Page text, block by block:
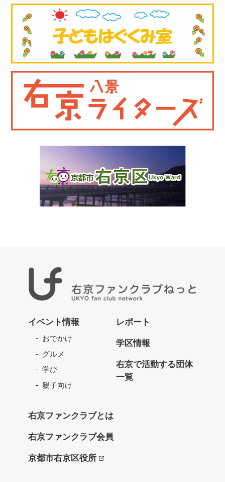
京
フ
と
イベント情報
おでかけ
グルメ
学び
親子向け
レポート
学区情報
右京で活動する団体
一覧
右京ファンクラブとは
右京ファンクラブ会員
京都市右京区役所